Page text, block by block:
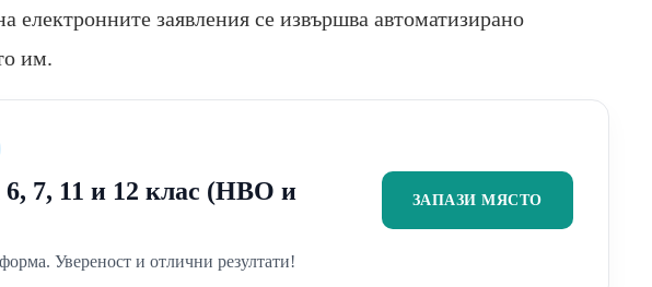
електронните заявления се извършва автоматизирано
им.
6, 7, 11 и 12 клас (НВО и
Увереност и отлични резултати!
ЗАПАЗИ МЯСТО